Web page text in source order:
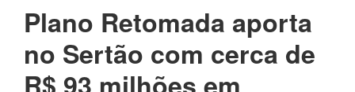
Plano Retomada aporta
no Sertão com cerca de